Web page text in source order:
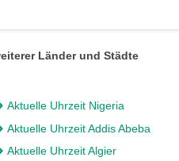
Länder und Städte
Aktuelle Uhrzeit Nigeria
Aktuelle Uhrzeit Addis Abeba
Aktuelle Uhrzeit Algier